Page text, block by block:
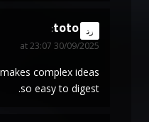
toto
says:
30/09/2025 at 23:07
رد
complex ideas
so easy to digest.